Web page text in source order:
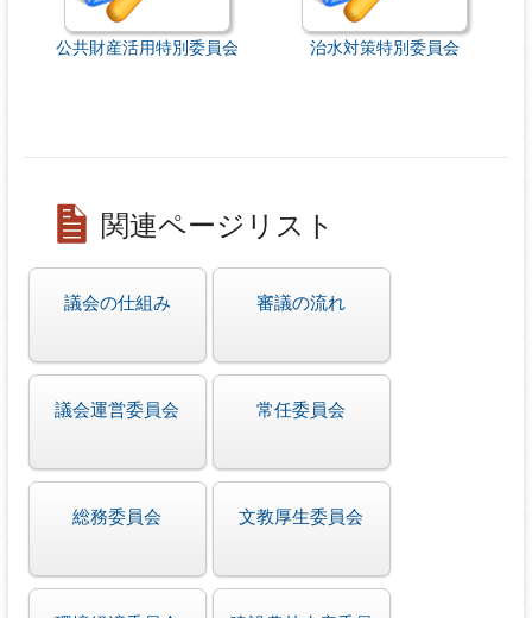
公共財産活用特別委員会 治水対策特別委員会
関連ページリスト
議会の仕組み 審議の流れ
議会運営委員会 常任委員会
総務委員会 文教厚生委員会